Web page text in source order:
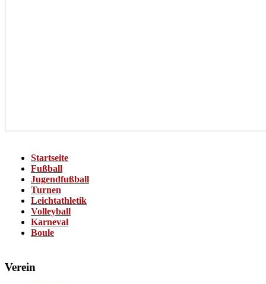
Startseite
Fußball
Jugendfußball
Turnen
Leichtathletik
Volleyball
Karneval
Boule
Verein